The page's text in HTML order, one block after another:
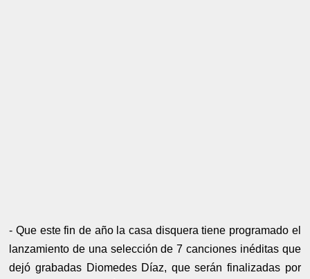
- Que este fin de año la casa disquera tiene programado el
lanzamiento de una selección de 7 canciones inéditas que
dejó grabadas Diomedes Díaz, que serán finalizadas por